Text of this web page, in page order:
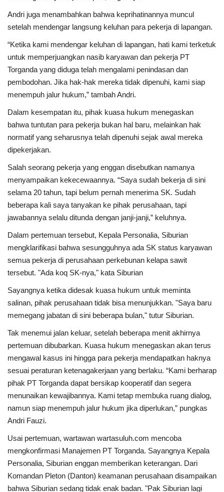
Andri juga menambahkan bahwa keprihatinannya muncul
setelah mendengar langsung keluhan para pekerja di lapangan.
“Ketika kami mendengar keluhan di lapangan, hati kami terketuk
untuk memperjuangkan nasib karyawan dan pekerja PT
Torganda yang diduga telah mengalami penindasan dan
pembodohan. Jika hak-hak mereka tidak dipenuhi, kami siap
menempuh jalur hukum,” tambah Andri.
Dalam kesempatan itu, pihak kuasa hukum menegaskan
bahwa tuntutan para pekerja bukan hal baru, melainkan hak
normatif yang seharusnya telah dipenuhi sejak awal mereka
dipekerjakan.
Salah seorang pekerja yang enggan disebutkan namanya
menyampaikan kekecewaannya. “Saya sudah bekerja di sini
selama 20 tahun, tapi belum pernah menerima SK. Sudah
beberapa kali saya tanyakan ke pihak perusahaan, tapi
jawabannya selalu ditunda dengan janji-janji,” keluhnya.
Dalam pertemuan tersebut, Kepala Personalia, Siburian
mengklarifikasi bahwa sesungguhnya ada SK status karyawan
semua pekerja di perusahaan perkebunan kelapa sawit
tersebut. "Ada koq SK-nya," kata Siburian
Sayangnya ketika didesak kuasa hukum untuk meminta
salinan, pihak perusahaan tidak bisa menunjukkan. "Saya baru
memegang jabatan di sini beberapa bulan," tutur Siburian.
Tak menemui jalan keluar, setelah beberapa menit akhirnya
pertemuan dibubarkan. Kuasa hukum menegaskan akan terus
mengawal kasus ini hingga para pekerja mendapatkan haknya
sesuai peraturan ketenagakerjaan yang berlaku. “Kami berharap
pihak PT Torganda dapat bersikap kooperatif dan segera
menunaikan kewajibannya. Kami tetap membuka ruang dialog,
namun siap menempuh jalur hukum jika diperlukan,” pungkas
Andri Fauzi.
Usai pertemuan, wartawan wartasuluh.com mencoba
mengkonfirmasi Manajemen PT Torganda. Sayangnya Kepala
Personalia, Siburian enggan memberikan keterangan. Dari
Komandan Pleton (Danton) keamanan perusahaan disampaikan
bahwa Siburian sedang tidak enak badan. "Pak Siburian lagi